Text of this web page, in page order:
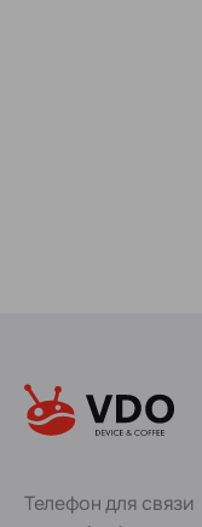
Телефон для связи